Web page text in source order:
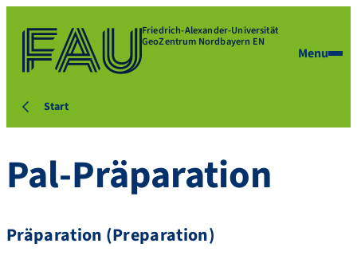
Friedrich-Alexander-Universität
GeoZentrum Nordbayern EN
Menu
Start
Pal-Präparation
Präparation (Preparation)